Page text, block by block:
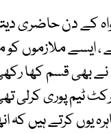
کے دن حاضری
، ایسے
بھی قسم کھا
ٹیم پوری کرلی
یوں کرتے ہیں کہ